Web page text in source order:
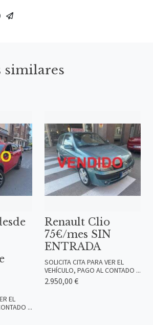
similares
EL
...
Renault Clio
75€/mes SIN
ENTRADA
SOLICITA CITA PARA VER EL
VEHÍCULO, PAGO AL CONTADO ...
2.950,00 €